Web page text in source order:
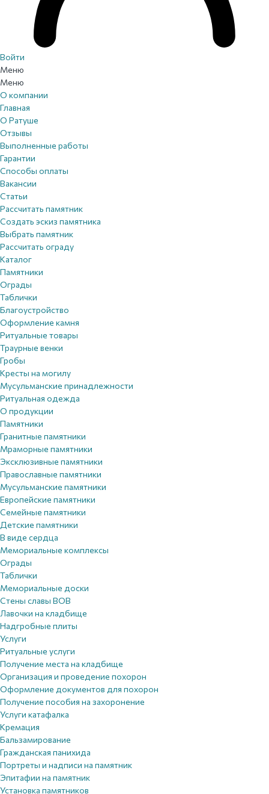
Войти
Меню
Меню
О компании
Главная
О Ратуше
Отзывы
Выполненные работы
Гарантии
Способы оплаты
Вакансии
Статьи
Рассчитать памятник
Создать эскиз памятника
Выбрать памятник
Рассчитать ограду
Каталог
Памятники
Ограды
Таблички
Благоустройствo
Оформление камня
Ритуальные товары
Траурные венки
Гробы
Кресты на могилу
Мусульманские принадлежности
Ритуальная одежда
О продукции
Памятники
Гранитные памятники
Мраморные памятники
Эксклюзивные памятники
Православные памятники
Мусульманские памятники
Европейские памятники
Семейные памятники
Детские памятники
В виде сердца
Мемориальные комплексы
Ограды
Таблички
Мемориальные доски
Стены славы ВОВ
Лавочки на кладбище
Надгробные плиты
Услуги
Ритуальные услуги
Получение места на кладбище
Организация и проведение похорон
Оформление документов для похорон
Получение пособия на захоронение
Услуги катафалка
Кремация
Бальзамирование
Гражданская панихида
Портреты и надписи на памятник
Эпитафии на памятник
Установка памятников